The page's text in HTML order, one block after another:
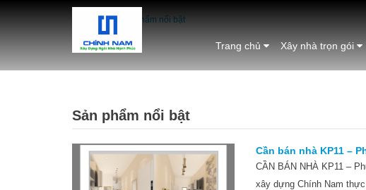
Trang chủ Xây nhà trọn gói
Trang chủ / Sản phẩm nổi bật
Sản phẩm nổi bật
Cần bán nhà KP11 –
CẦN BÁN NHÀ KP11 –
xây dựng Chính Nam